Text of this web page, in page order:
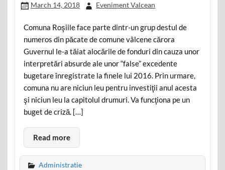
March 14, 2018 Eveniment Valcean
Comuna Roşiile face parte dintr-un grup destul de
numeros din păcate de comune vâlcene cărora
Guvernul le-a tăiat alocările de fonduri din cauza unor
interpretări absurde ale unor “false” excedente
bugetare înregistrate la finele lui 2016. Prin urmare,
comuna nu are niciun leu pentru investiţii anul acesta
şi niciun leu la capitolul drumuri. Va funcţiona pe un
buget de criză. […]
Read more
Administratie